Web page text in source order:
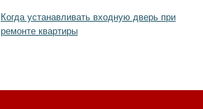
Когда устанавливать входную дверь при
ремонте квартиры